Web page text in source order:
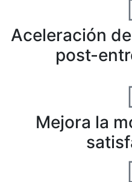
Aceleración
post-
Mejora la